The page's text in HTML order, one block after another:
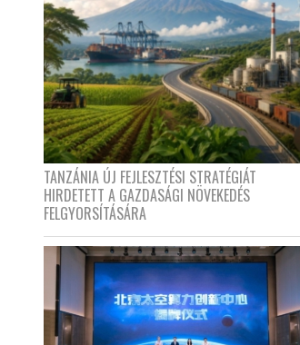
TANZÁNIA ÚJ FEJLESZTÉSI STRATÉGIÁT
HIRDETETT A GAZDASÁGI NÖVEKEDÉS
FELGYORSÍTÁSÁRA